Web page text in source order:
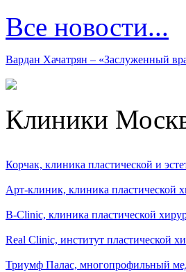
Все новости...
Вардан Хачатрян – «Заслуженный
Клиники
Корчак, клиника пластической и
Арт-клиник, клиника пластической
B-Clinic, клиника пластической
Real Clinic, институт пластической
Триумф Палас, многопрофильный